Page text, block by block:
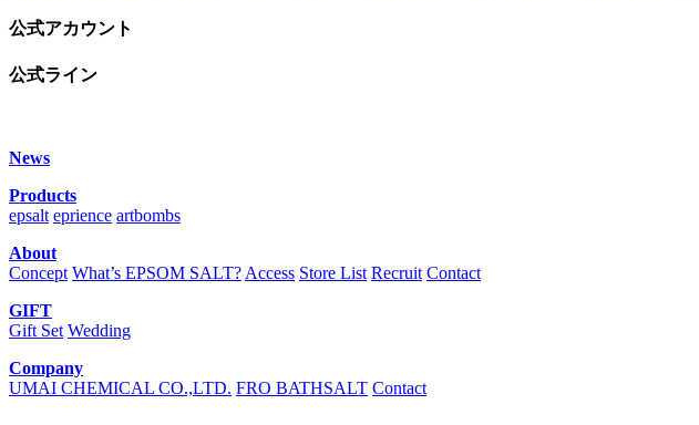
公式アカウント
公式ライン
News
Products
epsalt eprience artbombs
About
Concept What’s EPSOM SALT? Access Store List Recruit Contact
GIFT
Gift Set Wedding
Company
UMAI CHEMICAL CO.,LTD. FRO BATHSALT Contact